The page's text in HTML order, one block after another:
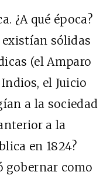
¿A qué época?
existían sólidas
(el Amparo
el Juicio
a la sociedad
a la
en 1824?
gobernar como